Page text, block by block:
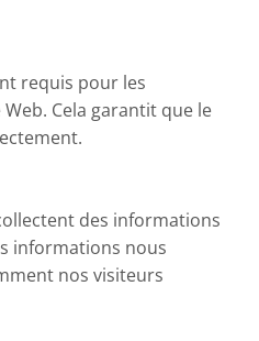
requis pour les
Cela garantit que le
des informations
informations nous
nos visiteurs
LC SPRINT
PARI pour
gicleur
la technologie
LC SPRINT